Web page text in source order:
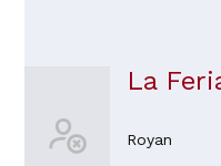
La
Royan